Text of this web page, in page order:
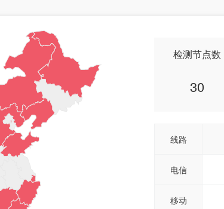
检测节点数
30
线路
电信
移动